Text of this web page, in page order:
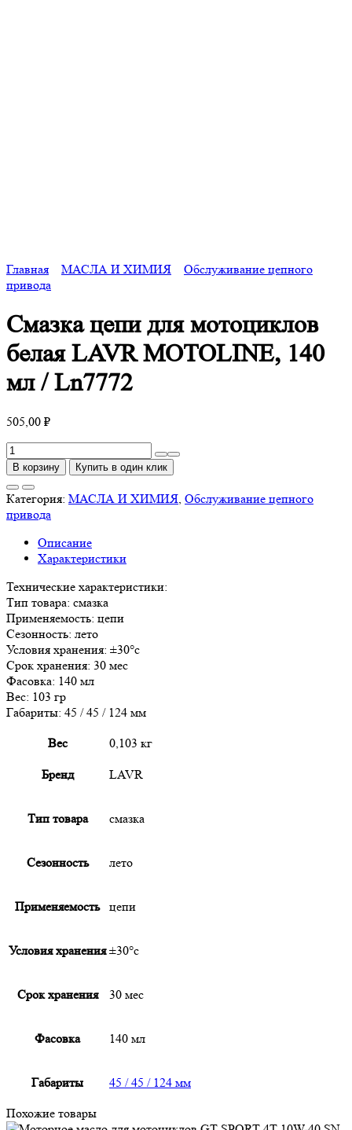
Главная МАСЛА И ХИМИЯ
Обслуживание цепного
привода
Смазка цепи для мотоциклов
белая LAVR MOTOLINE, 140
мл / Ln7772
505,00 ₽
Количество
товара
цепи
для
белая
LAVR
140
мл
/
Ln7772
В корзину Купить в один клик
Категория: МАСЛА И ХИМИЯ, Обслуживание цепного
привода
Описание
Характеристики
Технические характеристики:
Тип товара: смазка
Применяемость: цепи
Сезонность: лето
Условия хранения: ±30°с
Срок хранения: 30 мес
Фасовка: 140 мл
Вес: 103 гр
Габариты: 45 / 45 / 124 мм
Вес 0,103 кг
Бренд LAVR
Тип товара смазка
Сезонность лето
Применяемость цепи
Условия хранения ±30°с
Срок хранения 30 мес
Фасовка 140 мл
Габариты 45 / 45 / 124 мм
Похожие товары